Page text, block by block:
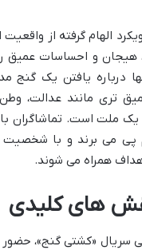
الهام گرفته از
هیجان و احساسات عمیق
درباره یافتن یک گنج
تری مانند عدالت،
ملت است. تماشاگران
پی می برند و با شخصیت
همراه می شوند.
های کلیدی
سریال «کشتی گنج»، حضور